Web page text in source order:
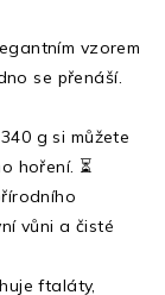
vzorem
se přenáší.
g si můžete
hoření. ⏳
vůni a čisté
ftaláty,